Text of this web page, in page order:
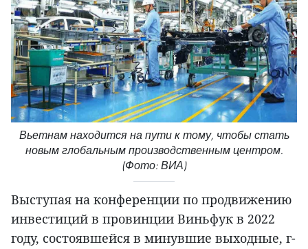
Вьетнам находится на пути к тому, чтобы стать
новым глобальным производственным центром.
(Фото: ВИА)
Выступая на конференции по продвижению
инвестиций в провинции Виньфук в 2022
году, состоявшейся в минувшие выходные, г-